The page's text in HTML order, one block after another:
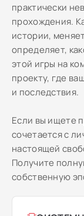
практически
прохождения.
истории,
определяет,
этой игры на
проекту, где
и последствия.
Если вы ищете
сочетается с
настоящей
Получите
собственную